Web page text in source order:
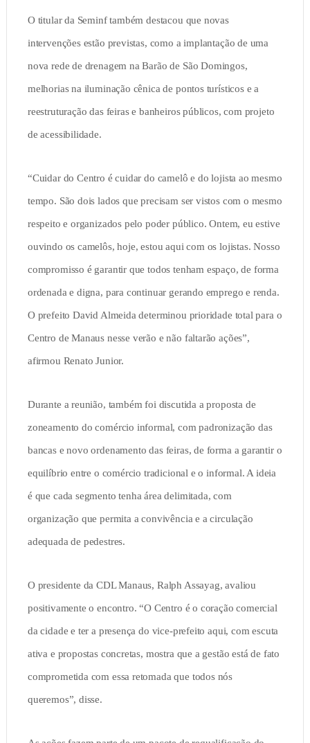
O titular da Seminf também destacou que novas
intervenções estão previstas, como a implantação de uma
nova rede de drenagem na Barão de São Domingos,
melhorias na iluminação cênica de pontos turísticos e a
reestruturação das feiras e banheiros públicos, com projeto
de acessibilidade.
“Cuidar do Centro é cuidar do camelô e do lojista ao mesmo
tempo. São dois lados que precisam ser vistos com o mesmo
respeito e organizados pelo poder público. Ontem, eu estive
ouvindo os camelôs, hoje, estou aqui com os lojistas. Nosso
compromisso é garantir que todos tenham espaço, de forma
ordenada e digna, para continuar gerando emprego e renda.
O prefeito David Almeida determinou prioridade total para o
Centro de Manaus nesse verão e não faltarão ações”,
afirmou Renato Junior.
Durante a reunião, também foi discutida a proposta de
zoneamento do comércio informal, com padronização das
bancas e novo ordenamento das feiras, de forma a garantir o
equilíbrio entre o comércio tradicional e o informal. A ideia
é que cada segmento tenha área delimitada, com
organização que permita a convivência e a circulação
adequada de pedestres.
O presidente da CDL Manaus, Ralph Assayag, avaliou
positivamente o encontro. “O Centro é o coração comercial
da cidade e ter a presença do vice-prefeito aqui, com escuta
ativa e propostas concretas, mostra que a gestão está de fato
comprometida com essa retomada que todos nós
queremos”, disse.